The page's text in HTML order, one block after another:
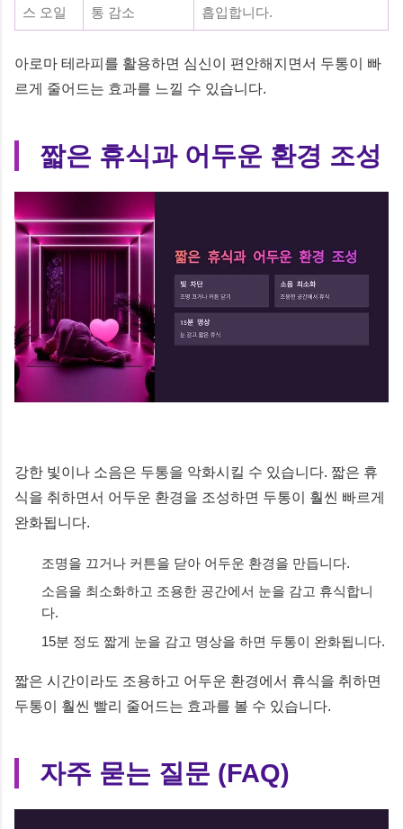
스 오일
통 감소
흡입합니다.
아로마 테라피를 활용하면 심신이 편안해지면서 두통이 빠
르게 줄어드는 효과를 느낄 수 있습니다.
짧은 휴식과 어두운 환경 조성
강한 빛이나 소음은 두통을 악화시킬 수 있습니다. 짧은 휴
식을 취하면서 어두운 환경을 조성하면 두통이 훨씬 빠르게
완화됩니다.
조명을 끄거나 커튼을 닫아 어두운 환경을 만듭니다.
소음을 최소화하고 조용한 공간에서 눈을 감고 휴식합니
다.
15분 정도 짧게 눈을 감고 명상을 하면 두통이 완화됩니다.
짧은 시간이라도 조용하고 어두운 환경에서 휴식을 취하면
두통이 훨씬 빨리 줄어드는 효과를 볼 수 있습니다.
자주 묻는 질문 (FAQ)